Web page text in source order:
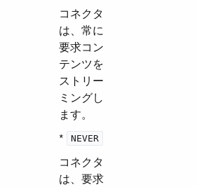
コネクタ
は、常に
要求コン
テンツを
ストリー
ミングし
ます。
*
NEVER
コネクタ
は、要求